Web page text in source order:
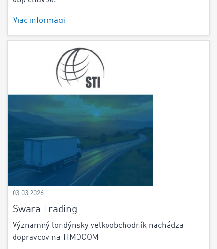
Viac informácií
03.03.2026
Swara Trading
Významný londýnsky veľkoobchodník nachádza
dopravcov na TIMOCOM